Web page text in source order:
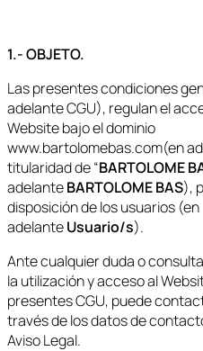
1.- OBJETO.
Las presentes condiciones
adelante CGU), regulan el
Website bajo el dominio
www.bartolomebas.com(en
titularidad de “BARTOLOME
adelanteBARTOLOME BAS),
disposición de los usuarios (en
adelanteUsuario/s).
Ante cualquier duda o
la utilización y acceso al
presentes CGU, puede
través de los datos de
Aviso Legal.